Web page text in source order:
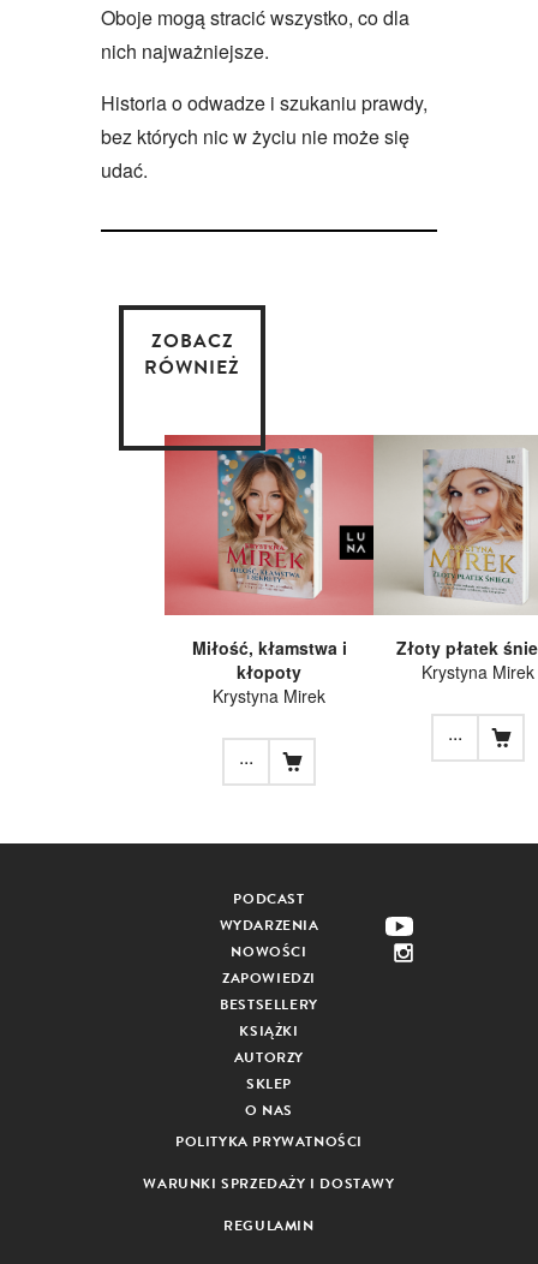
Oboje mogą stracić wszystko, co dla
nich najważniejsze.
Historia o odwadze i szukaniu prawdy,
bez których nic w życiu nie może się
udać.
ZOBACZ
RÓWNIEŻ
Miłość, kłamstwa i
kłopoty
Krystyna Mirek
...
Złoty płatek
Krystyna Mirek
...
PODCAST
WYDARZENIA
NOWOŚCI
ZAPOWIEDZI
BESTSELLERY
KSIĄŻKI
AUTORZY
SKLEP
O NAS
POLITYKA PRYWATNOŚCI
WARUNKI SPRZEDAŻY I DOSTAWY
REGULAMIN